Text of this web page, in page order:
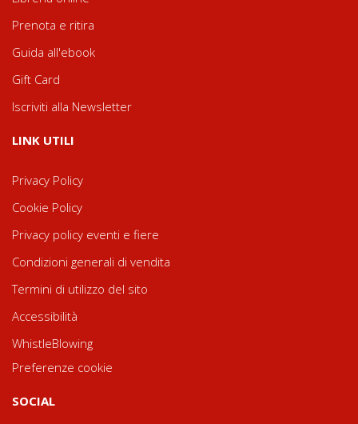
Prenota e ritira
Guida all'ebook
Gift Card
Iscriviti alla Newsletter
LINK UTILI
Privacy Policy
Cookie Policy
Privacy policy eventi e fiere
Condizioni generali di vendita
Termini di utilizzo del sito
Accessibilità
WhistleBlowing
Preferenze cookie
SOCIAL